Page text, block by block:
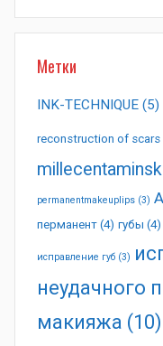
Метки
INK-TECHNIQUE (5)
reconstruction of scars
millecentaminsk
permanentmakeuplips (3)
перманент (4) губы (4)
исправление губ (3)
неудачного
макияжа (10)